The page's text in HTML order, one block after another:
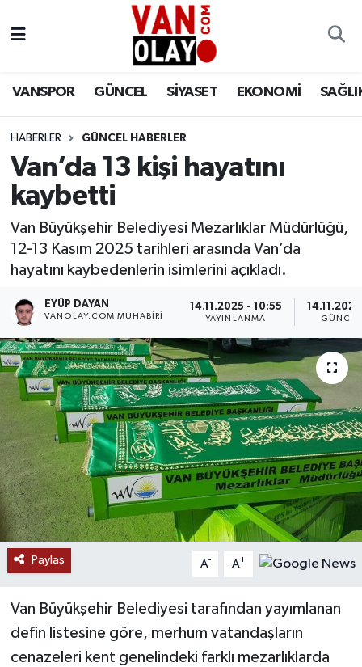
VANSPOR GÜNCEL SİYASET EKONOMİ
HABERLER GÜNCEL HABERLER
Van’da 13 kişi hayatını
kaybetti
Van Büyükşehir Belediyesi Mezarlıklar Müdürlüğü,
12-13 Kasım 2025 tarihleri arasında Van’da
hayatını kaybedenlerin isimlerini açıkladı.
EYÜP DAYAN
VANOLAY.COM MUHABIRI
14.11.2025 - 10:55
YAYINLANMA
Paylaş A- A+
Van Büyükşehir Belediyesi tarafından yayımlanan
defin listesine göre, merhum vatandaşların
cenazeleri kent genelindeki farklı mezarlıklarda
Siyaset
Ekonomi
Sağlık
Eğitim
Bilim & Teknoloji
Dünya
RESMİ İLANLAR
Van Nöbetçi Eczaneler
Van Namaz Vakitleri
Van Trafik Yoğunluk Haritası
Süper Lig Puan Durumu ve Fikstür
Tüm Manşetler
Son Dakika Haberleri
Haber Arşivi